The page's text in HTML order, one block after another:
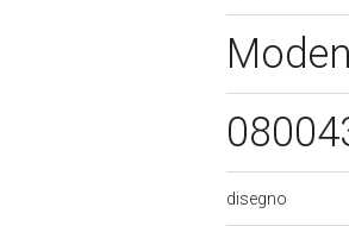
disegno